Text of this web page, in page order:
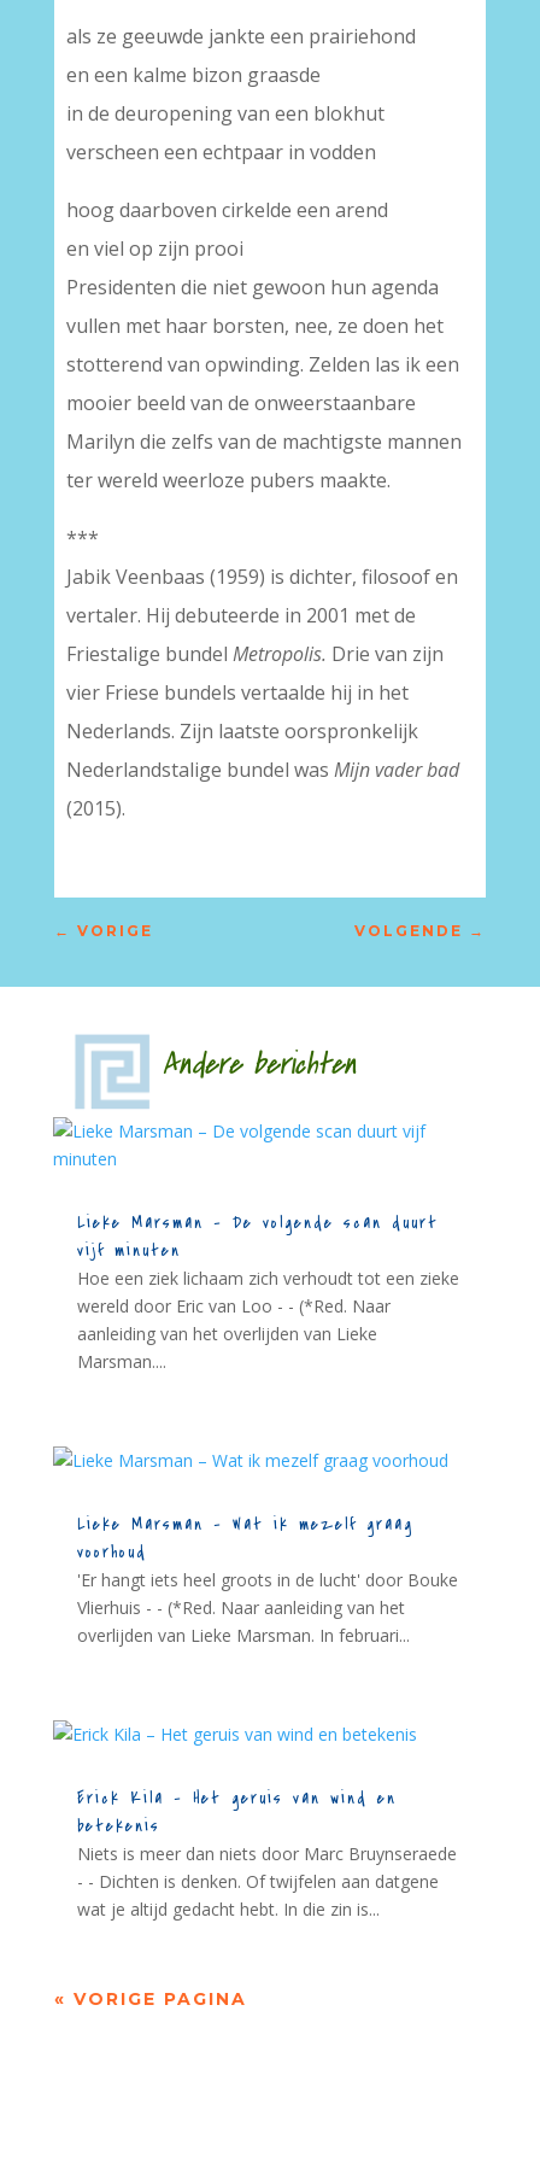
als ze geeuwde jankte een prairiehond
en een kalme bizon graasde
in de deuropening van een blokhut
verscheen een echtpaar in vodden
hoog daarboven cirkelde een arend
en viel op zijn prooi
Presidenten die niet gewoon hun agenda
vullen met haar borsten, nee, ze doen het
stotterend van opwinding. Zelden las ik een
mooier beeld van de onweerstaanbare
Marilyn die zelfs van de machtigste mannen
ter wereld weerloze pubers maakte.
***
Jabik Veenbaas (1959) is dichter, filosoof en
vertaler. Hij debuteerde in 2001 met de
Friestalige bundel Metropolis. Drie van zijn
vier Friese bundels vertaalde hij in het
Nederlands. Zijn laatste oorspronkelijk
Nederlandstalige bundel was Mijn vader bad
(2015).
← VORIGE VOLGENDE →
Andere berichten
Lieke Marsman – De volgende scan duurt
vijf minuten
Hoe een ziek lichaam zich verhoudt tot een zieke
wereld door Eric van Loo - - (*Red. Naar
aanleiding van het overlijden van Lieke
Marsman....
Lieke Marsman – Wat ik mezelf graag
voorhoud
'Er hangt iets heel groots in de lucht' door Bouke
Vlierhuis - - (*Red. Naar aanleiding van het
overlijden van Lieke Marsman. In februari...
Erick Kila – Het geruis van wind en
betekenis
Niets is meer dan niets door Marc Bruynseraede
- - Dichten is denken. Of twijfelen aan datgene
wat je altijd gedacht hebt. In die zin is...
« VORIGE PAGINA